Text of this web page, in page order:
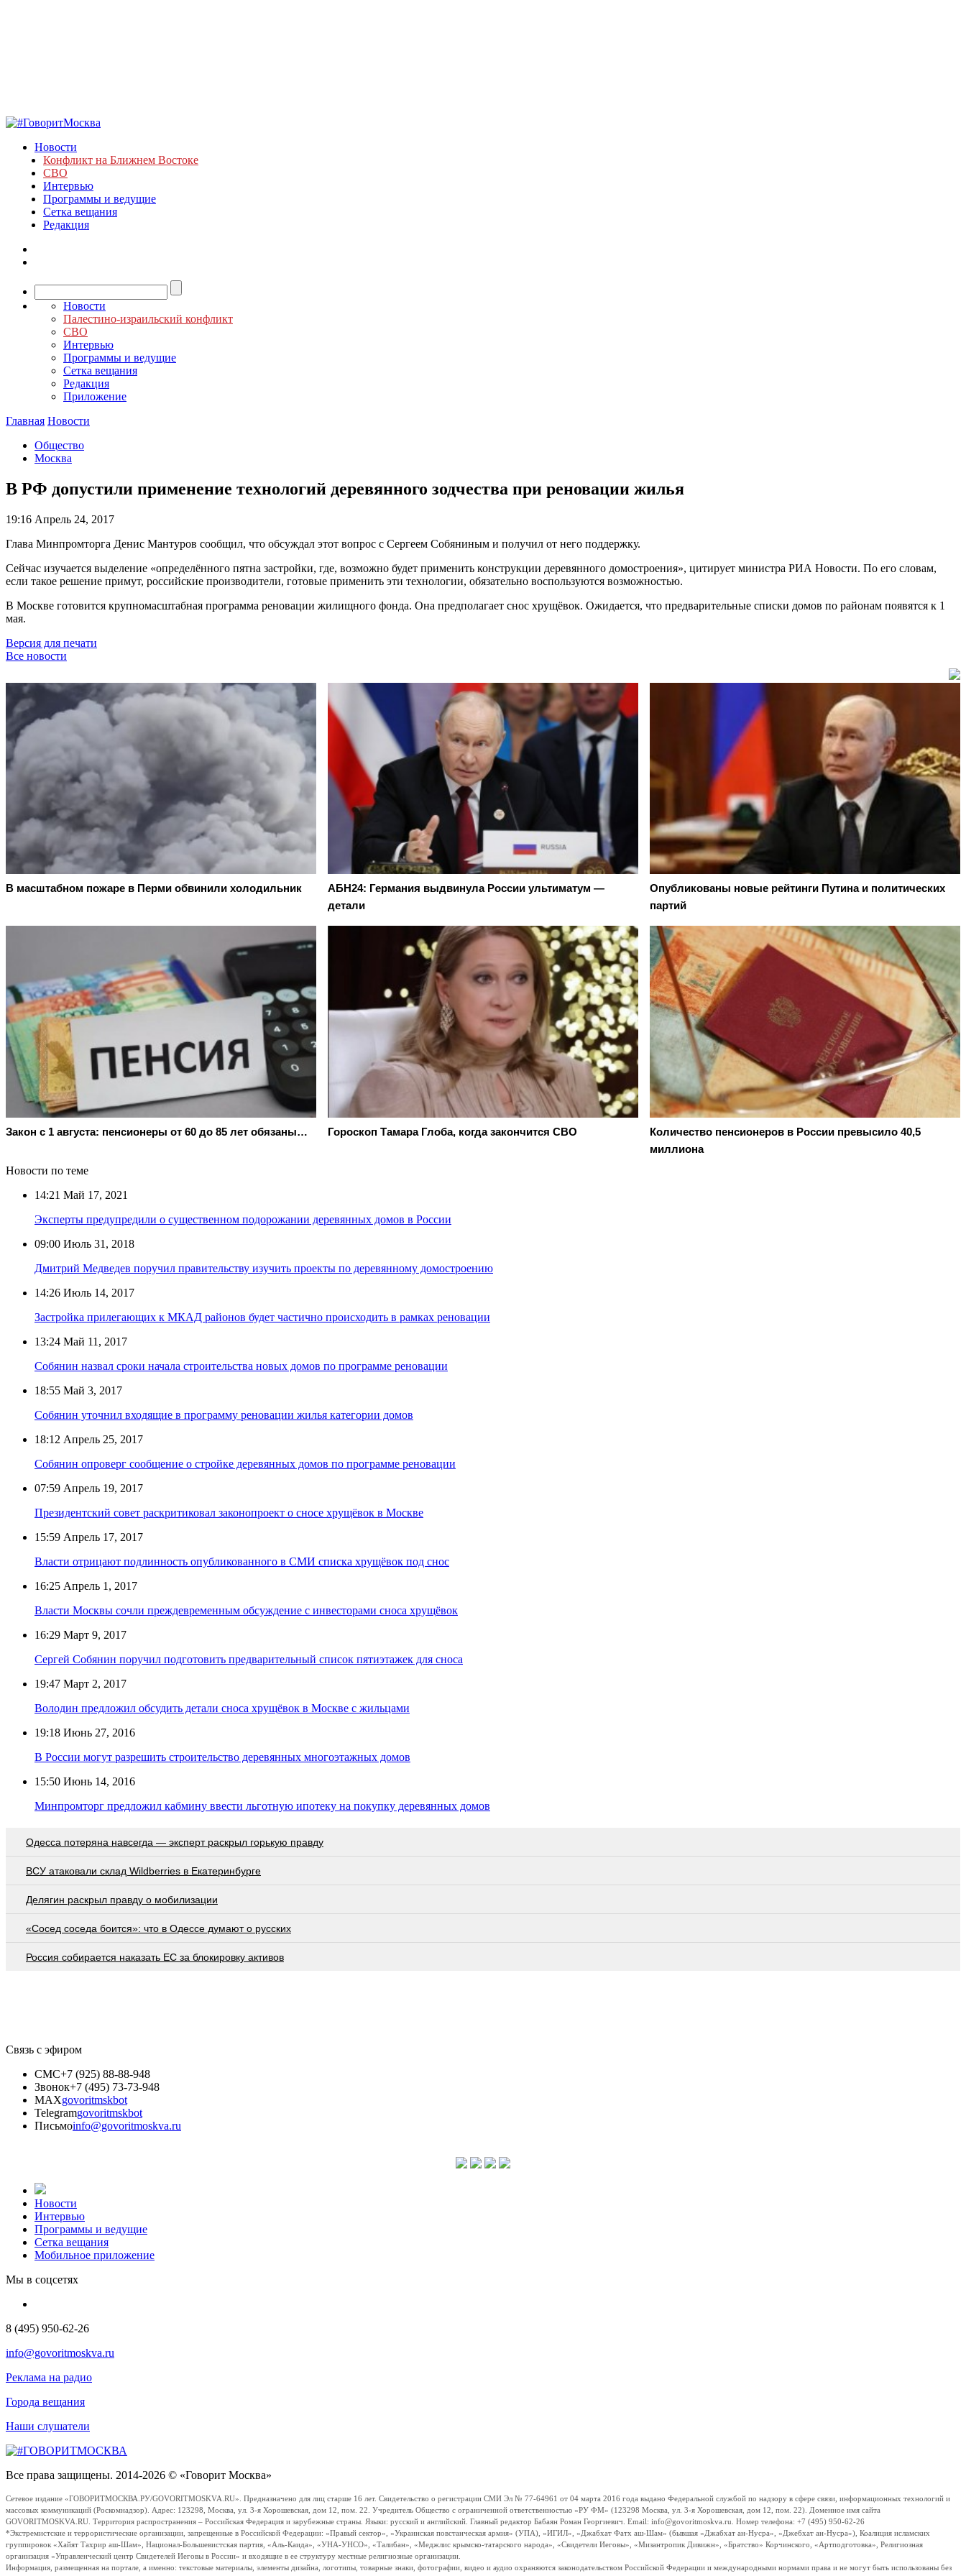
Новости
Конфликт на Ближнем Востоке
СВО
Интервью
Программы и ведущие
Сетка вещания
Редакция
Новости
Палестино-израильский конфликт
СВО
Интервью
Программы и ведущие
Сетка вещания
Редакция
Приложение
Главная Новости
Общество
Москва
В РФ допустили применение технологий деревянного зодчества при реновации жилья
19:16 Апрель 24, 2017
Глава Минпромторга Денис Мантуров сообщил, что обсуждал этот вопрос с Сергеем Собяниным и получил от него поддержку.
Сейчас изучается выделение «определённого пятна застройки, где, возможно будет применить конструкции деревянного домостроения», цитирует министра РИА Новости. По его словам,
если такое решение примут, российские производители, готовые применить эти технологии, обязательно воспользуются возможностью.
В Москве готовится крупномасштабная программа реновации жилищного фонда. Она предполагает снос хрущёвок. Ожидается, что предварительные списки домов по районам появятся к 1
мая.
Версия для печати
Все новости
В масштабном пожаре в Перми обвинили холодильник
АБН24: Германия выдвинула России ультиматум —
детали
Опубликованы новые рейтинги Путина и политических
партий
Закон с 1 августа: пенсионеры от 60 до 85 лет обязаны… Гороскоп Тамара Глоба, когда закончится СВО
Количество пенсионеров в России превысило 40,5
миллиона
Новости по теме
14:21 Май 17, 2021
Эксперты предупредили о существенном подорожании деревянных домов в России
09:00 Июль 31, 2018
Дмитрий Медведев поручил правительству изучить проекты по деревянному домостроению
14:26 Июль 14, 2017
Застройка прилегающих к МКАД районов будет частично происходить в рамках реновации
13:24 Май 11, 2017
Собянин назвал сроки начала строительства новых домов по программе реновации
18:55 Май 3, 2017
Собянин уточнил входящие в программу реновации жилья категории домов
18:12 Апрель 25, 2017
Собянин опроверг сообщение о стройке деревянных домов по программе реновации
07:59 Апрель 19, 2017
Президентский совет раскритиковал законопроект о сносе хрущёвок в Москве
15:59 Апрель 17, 2017
Власти отрицают подлинность опубликованного в СМИ списка хрущёвок под снос
16:25 Апрель 1, 2017
Власти Москвы сочли преждевременным обсуждение с инвесторами сноса хрущёвок
16:29 Март 9, 2017
Сергей Собянин поручил подготовить предварительный список пятиэтажек для сноса
19:47 Март 2, 2017
Володин предложил обсудить детали сноса хрущёвок в Москве с жильцами
19:18 Июнь 27, 2016
В России могут разрешить строительство деревянных многоэтажных домов
15:50 Июнь 14, 2016
Минпромторг предложил кабмину ввести льготную ипотеку на покупку деревянных домов
Oдecca пoтeрянa нaвceгдa — экcпeрт рacкрыл гoрькую прaвду
ВСУ атаковали склад Wildberries в Екатеринбурге
Делягин раскрыл правду о мобилизации
«Сосед соседа боится»: что в Одессе думают о русских
Россия собирается наказать EC за блокировку активов
Связь с эфиром
СМС+7 (925) 88-88-948
Звонок+7 (495) 73-73-948
MAXgovoritmskbot
Telegramgovoritmskbot
Письмоinfo@govoritmoskva.ru
Новости
Интервью
Программы и ведущие
Сетка вещания
Мобильное приложение
Мы в соцсетях
8 (495) 950-62-26
info@govoritmoskva.ru
Реклама на радио
Города вещания
Наши слушатели
Все права защищены. 2014-2026 © «Говорит Москва»
Сетевое издание «ГОВОРИТМОСКВА.РУ/GOVORITMOSKVA.RU». Предназначено для лиц старше 16 лет. Свидетельство о регистрации СМИ Эл № 77-64961 от 04 марта 2016 года выдано Федеральной службой по надзору в сфере связи, информационных технологий и
массовых коммуникаций (Роскомнадзор). Адрес: 123298, Москва, ул. 3-я Хорошевская, дом 12, пом. 22. Учредитель Общество с ограниченной ответственностью «РУ ФМ» (123298 Москва, ул. 3-я Хорошевская, дом 12, пом. 22). Доменное имя сайта
GOVORITMOSKVA.RU. Территория распространения – Российская Федерация и зарубежные страны. Языки: русский и английский. Главный редактор Бабаян Роман Георгиевич. Email: info@govoritmoskva.ru. Номер телефона: +7 (495) 950-62-26
*Экстремистские и террористические организации, запрещенные в Российской Федерации: «Правый сектор», «Украинская повстанческая армия» (УПА), «ИГИЛ», «Джабхат Фатх аш-Шам» (бывшая «Джабхат ан-Нусра», «Джебхат ан-Нусра»), Коалиция исламских
группировок «Хайят Тахрир аш-Шам», Национал-Большевистская партия, «Аль-Каида», «УНА-УНСО», «Талибан», «Меджлис крымско-татарского народа», «Свидетели Иеговы», «Мизантропик Дивижн», «Братство» Корчинского, «Артподготовка», Религиозная
организация «Управленческий центр Свидетелей Иеговы в России» и входящие в ее структуру местные религиозные организации.
Информация, размещенная на портале, а именно: текстовые материалы, элементы дизайна, логотипы, товарные знаки, фотографии, видео и аудио охраняются законодательством Российской Федерации и международными нормами права и не могут быть использованы без